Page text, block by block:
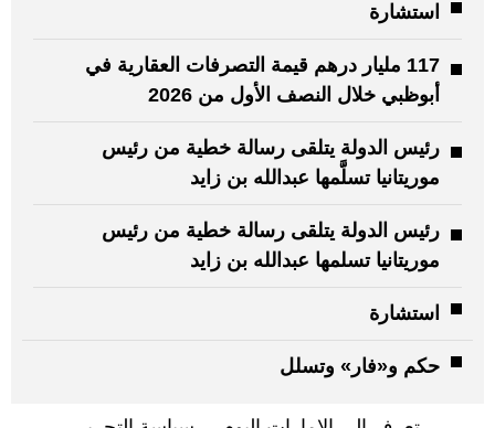
استشارة
117 مليار درهم قيمة التصرفات العقارية في
أبوظبي خلال النصف الأول من 2026
رئيس الدولة يتلقى رسالة خطية من رئيس
موريتانيا تسلَّمها عبدالله بن زايد
رئيس الدولة يتلقى رسالة خطية من رئيس
موريتانيا تسلمها عبدالله بن زايد
استشارة
حكم و«فار» وتسلل